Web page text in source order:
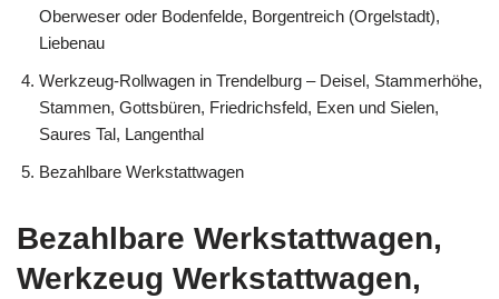
Oberweser oder Bodenfelde, Borgentreich (Orgelstadt),
Liebenau
Werkzeug-Rollwagen in Trendelburg – Deisel, Stammerhöhe,
Stammen, Gottsbüren, Friedrichsfeld, Exen und Sielen,
Saures Tal, Langenthal
Bezahlbare Werkstattwagen
Bezahlbare Werkstattwagen,
Werkzeug Werkstattwagen,